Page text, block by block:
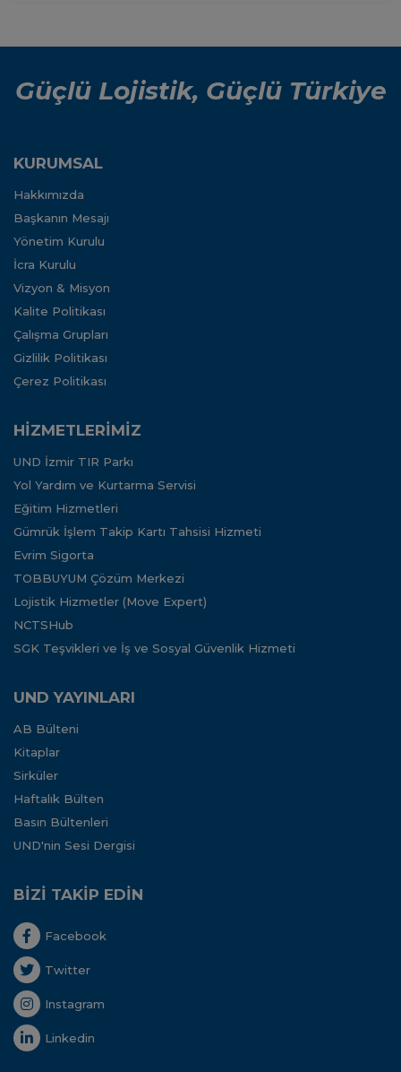
Güçlü Lojistik, Güçlü Türkiye
KURUMSAL
Hakkımızda
Başkanın Mesajı
Yönetim Kurulu
İcra Kurulu
Vizyon & Misyon
Kalite Politikası
Çalışma Grupları
Gizlilik Politikası
Çerez Politikası
HİZMETLERİMİZ
UND İzmir TIR Parkı
Yol Yardım ve Kurtarma Servisi
Eğitim Hizmetleri
Gümrük İşlem Takip Kartı Tahsisi Hizmeti
Evrim Sigorta
TOBBUYUM Çözüm Merkezi
Lojistik Hizmetler (Move Expert)
NCTSHub
SGK Teşvikleri ve İş ve Sosyal Güvenlik Hizmeti
UND YAYINLARI
AB Bülteni
Kitaplar
Sirküler
Haftalık Bülten
Basın Bültenleri
UND'nin Sesi Dergisi
BİZİ TAKİP EDİN
Facebook
Twitter
Instagram
Linkedin